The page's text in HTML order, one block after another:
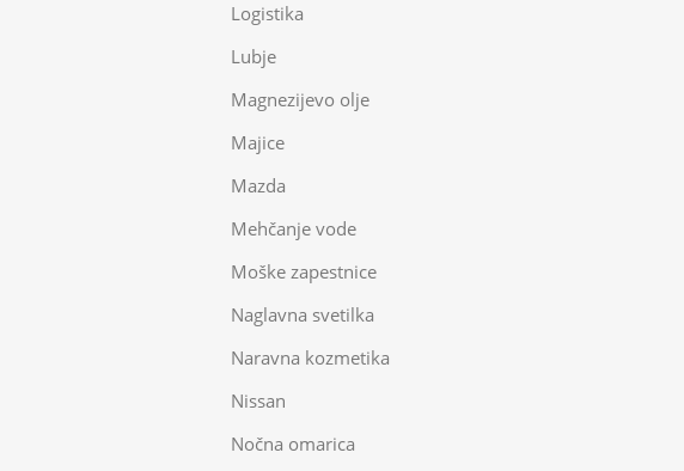
Logistika
Lubje
Magnezijevo olje
Majice
Mazda
Mehčanje vode
Moške zapestnice
Naglavna svetilka
Naravna kozmetika
Nissan
Nočna omarica